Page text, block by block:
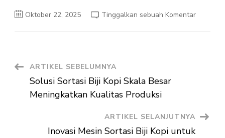
Oktober 22, 2025 Tinggalkan sebuah Komentarpada
Navigasi
Artikel
ARTIKEL SEBELUMNYA
Solusi Sortasi Biji Kopi Skala Besar
Meningkatkan Kualitas Produksi
ARTIKEL SELANJUTNYA
Inovasi Mesin Sortasi Biji Kopi untuk